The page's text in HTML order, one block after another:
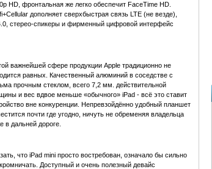
HD, фронтальная же легко обеспечит FaceTime HD.
дополняет сверхбыстрая связь LTE (не везде),
стерео-спикеры и фирменный цифровой интерфейс
важнейшей сфере продукции Apple традиционно не
равных. Качественный алюминий в соседстве с
прочным стеклом, всего 7,2 мм. действительной
и вес вдвое меньше «обычного» iPad - всё это ставит
вне конкуренции. Непревзойдённо удобный планшет
почти где угодно, ничуть не обременяя владельца
в дальней дороге.
что iPad mini просто востребован, означало бы сильно
Доступный и очень полезный девайс